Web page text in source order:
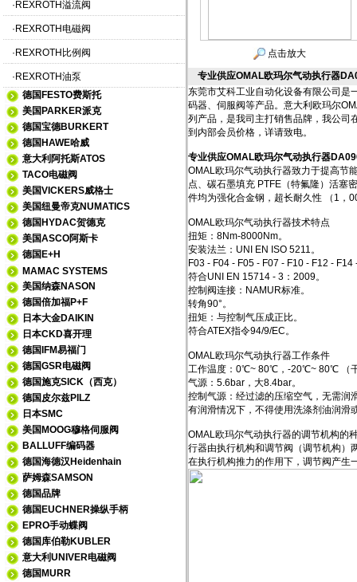
· REXROTH溢流阀
· REXROTH电磁阀
· REXROTH比例阀
· REXROTH油泵
德国FESTO费斯托
美国PARKER派克
德国宝德BURKERT
德国HAWE哈威
意大利阿托斯ATOS
TACO电磁阀
美国VICKERS威格士
美国纽曼帝克NUMATICS
德国HYDAC贺德克
美国ASCO阿斯卡
德国E+H
MAMAC SYSTEMS
美国纳森NASON
德国倍加福P+F
日本大金DAIKIN
日本CKD喜开理
德国IFM易福门
德国GSR电磁阀
德国施克SICK（西克）
德国皮尔兹PILZ
日本SMC
美国MOOG穆格伺服阀
BALLUFF编码器
德国海德汉Heidenhain
萨姆森SAMSON
德国品牌
德国EUCHNER操纵手柄
EPRO手动蝶阀
德国库伯勒KUBLER
意大利UNIVER电磁阀
德国MURR
点击放大
专业供应OMAL欧玛尔气动执行器
东莞市艾科工业自动化设备有限公司是
码器、伺服阀等产品。意大利欧玛尔
列产品，是我司主打销售品牌，我公司
到内部会员价格，详请致电。
专业供应OMAL欧玛尔气动执行器
OMAL欧玛尔气动执行器致力于提高节
点、碳石墨填充 PTFE（特氟隆）活塞
件均为强化合金钢，超长耐久性 （1，
OMAL欧玛尔气动执行器技术特点
扭矩：8Nm-8000Nm。
安装法兰：UNI EN ISO 5211。
F03 - F04 - F05 - F07 - F10 - F12 - F14
符合UNI EN 15714 - 3：2009。
控制阀连接：NAMUR标准。
转角90°。
扭矩：与控制气压成正比。
符合ATEX指令94/9/EC。
OMAL欧玛尔气动执行器工作条件
工作温度：0℃~ 80℃，-20℃~ 80℃ （
气源：5.6bar，大8.4bar。
控制气源：经过滤的压缩空气，无需润
有润滑情况下，不得使用洗涤剂油润滑
OMAL欧玛尔气动执行器的调节机构的
行器由执行机构和调节阀（调节机构）
在执行机构推力的作用下，调节阀产生